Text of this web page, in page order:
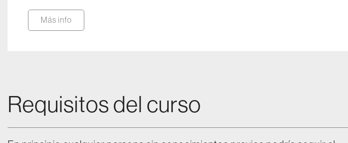
Más info
Requisitos del curso